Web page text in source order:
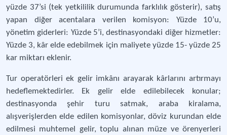
yüzde 37’si (tek yetkililik durumunda farklılık gösterir), satış
yapan diğer acentalara verilen komisyon: Yüzde 10’u,
yönetim giderleri: Yüzde 5’i, destinasyondaki diğer hizmetler:
Yüzde 3, kâr elde edebilmek için maliyete yüzde 15- yüzde 25
kar miktarı eklenir.
Tur operatörleri ek gelir imkânı arayarak kârlarını artırmayı
hedeflemektedirler. Ek gelir elde edilebilecek konular;
destinasyonda şehir turu satmak, araba kiralama,
alışverişlerden elde edilen komisyonlar, döviz kurundan elde
edilmesi muhtemel gelir, toplu alınan müze ve örenyerleri